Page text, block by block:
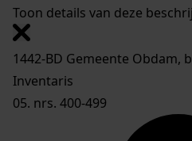
Toon details van deze
1442-BD Gemeente Obdam,
Inventaris
05. nrs. 400-499